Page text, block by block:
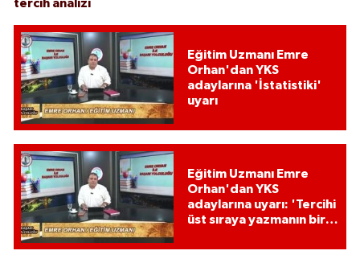
tercih analizi
Eğitim Uzmanı Emre
Orhan'dan YKS
adaylarına 'İstatistiki'
uyarı
Eğitim Uzmanı Emre
Orhan'dan YKS
adaylarına uyarı: 'Tercihi
üst sıraya yazmanın bir